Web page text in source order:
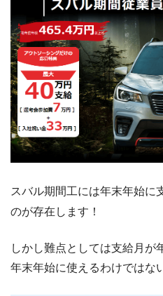
スバル期間工には年末年始に
のが存在します！
しかし難点としては支給月が
年末年始に使えるわけではな